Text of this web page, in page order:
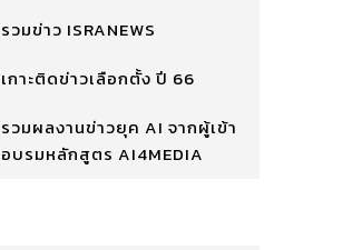
รวมข่าว ISRANEWS
เกาะติดข่าวเลือกตั้ง ปี 66
รวมผลงานข่าวยุค AI จากผู้เข้า
อบรมหลักสูตร AI4MEDIA